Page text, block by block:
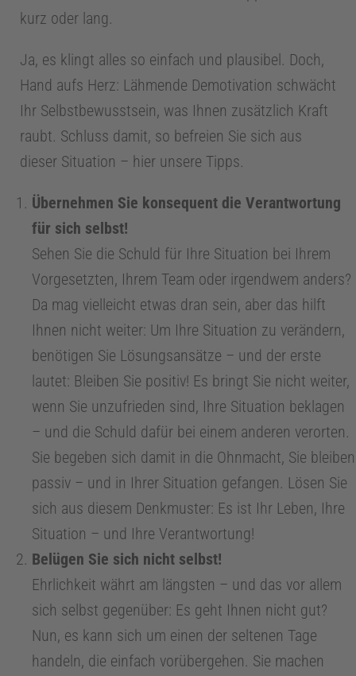
E
n
d
o
d
o
n
o
o
g
e
Z
kurz oder lang.
Ja, es klingt alles so einfach und plausibel. Doch,
Hand aufs Herz: Lähmende Demotivation schwächt
Ihr Selbstbewusstsein, was Ihnen zusätzlich Kraft
raubt. Schluss damit, so befreien Sie sich aus
dieser Situation – hier unsere Tipps.
Übernehmen Sie konsequent die Verantwortung
für sich selbst!
Sehen Sie die Schuld für Ihre Situation bei Ihrem
Vorgesetzten, Ihrem Team oder irgendwem anders?
Da mag vielleicht etwas dran sein, aber das hilft
Ihnen nicht weiter: Um Ihre Situation zu verändern,
benötigen Sie Lösungsansätze – und der erste
lautet: Bleiben Sie positiv! Es bringt Sie nicht weiter,
wenn Sie unzufrieden sind, Ihre Situation beklagen
– und die Schuld dafür bei einem anderen verorten.
Sie begeben sich damit in die Ohnmacht, Sie bleiben
passiv – und in Ihrer Situation gefangen. Lösen Sie
sich aus diesem Denkmuster: Es ist Ihr Leben, Ihre
Situation – und Ihre Verantwortung!
Belügen Sie sich nicht selbst!
Ehrlichkeit währt am längsten – und das vor allem
sich selbst gegenüber: Es geht Ihnen nicht gut?
Nun, es kann sich um einen der seltenen Tage
handeln, die einfach vorübergehen. Sie machen